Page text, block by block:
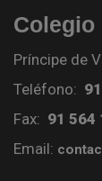
Colegio
Príncipe de
Teléfono:
Fax: 91 564
Email: